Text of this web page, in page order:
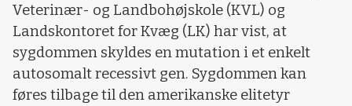
Veterinær- og Landbohøjskole (KVL) og
Landskontoret for Kvæg (LK) har vist, at
sygdommen skyldes en mutation i et enkelt
autosomalt recessivt gen. Sygdommen kan
føres tilbage til den amerikanske elitetyr